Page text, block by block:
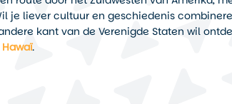
je liever cultuur en geschiedenis
kant van de Verenigde Staten wil
Hawaï.